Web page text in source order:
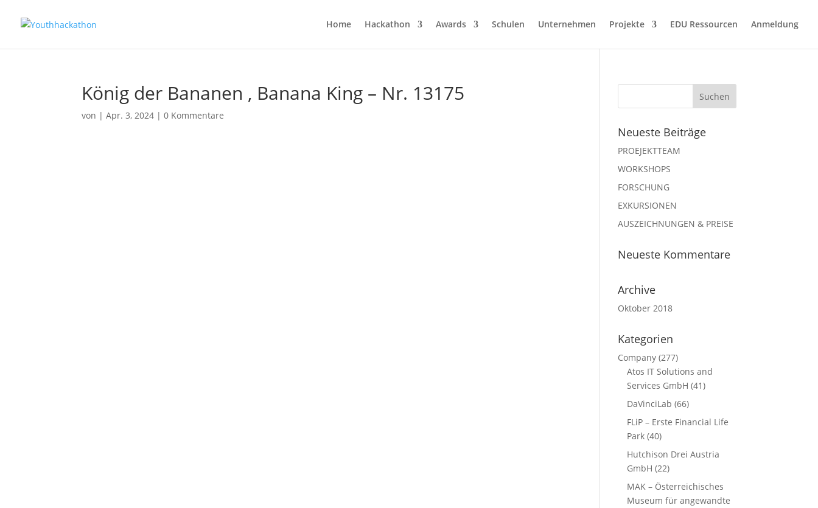
Home Hackathon Awards Schulen Unternehmen Projekte EDU Ressourcen Anmeldung
König der Bananen , Banana King – Nr. 13175
von |Apr. 3, 2024 |0 Kommentare
Neueste Beiträge
PROEJEKTTEAM
WORKSHOPS
FORSCHUNG
EXKURSIONEN
AUSZEICHNUNGEN & PREISE
Neueste Kommentare
Archive
Oktober 2018
Kategorien
Company (277)
Atos IT Solutions and
Services GmbH (41)
DaVinciLab (66)
FLiP – Erste Financial Life
Park (40)
Hutchison Drei Austria
GmbH (22)
MAK – Österreichisches
Museum für angewandte